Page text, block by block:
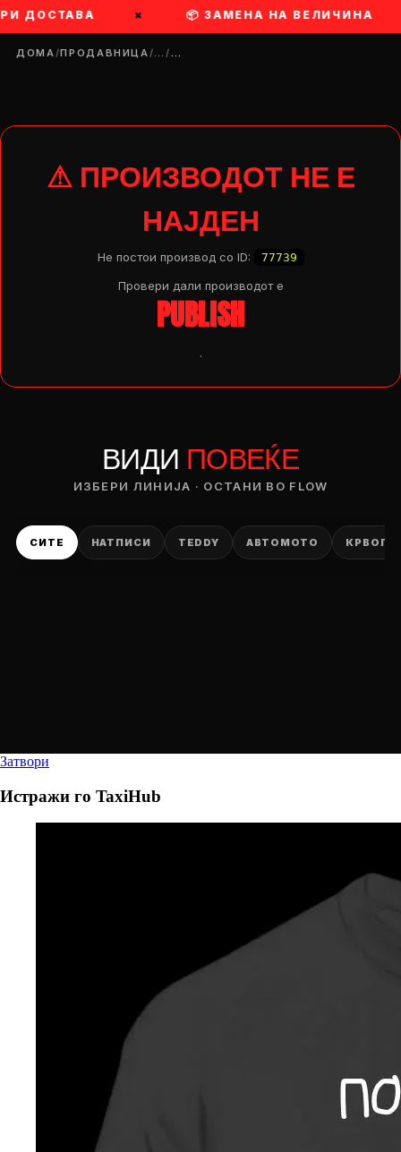
📦 ЗАМЕНА НА ВЕЛИЧИНА
ДОМА/ПРОДАВНИЦА/…/…
⚠ ПРОИЗВОДОТ НЕ Е
НАЈДЕН
Не постои производ со ID: 77739
Провери дали производот e
PUBLISH
.
ВИДИ ПОВЕЌЕ
ИЗБЕРИ ЛИНИЈА · ОСТАНИ ВО FLOW
СИТЕ НАТПИСИ TEDDY АВТОМОТО
Затвори
Истражи го TaxiHub